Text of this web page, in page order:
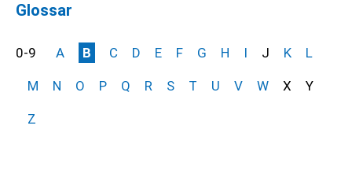
Glossar
0-9 A B C D E F G H I J K L
M N O P Q R S T U V W X Y
Z